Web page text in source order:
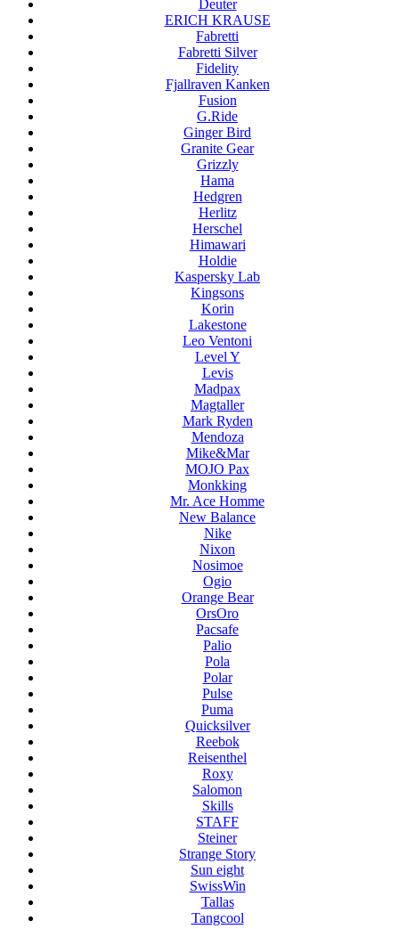
Deuter
ERICH KRAUSE
Fabretti
Fabretti Silver
Fidelity
Fjallraven Kanken
Fusion
G.Ride
Ginger Bird
Granite Gear
Grizzly
Hama
Hedgren
Herlitz
Herschel
Himawari
Holdie
Kaspersky Lab
Kingsons
Korin
Lakestone
Leo Ventoni
Level Y
Levis
Madpax
Magtaller
Mark Ryden
Mendoza
Mike&Mar
MOJO Pax
Monkking
Mr. Ace Homme
New Balance
Nike
Nixon
Nosimoe
Ogio
Orange Bear
OrsOro
Pacsafe
Palio
Pola
Polar
Pulse
Puma
Quicksilver
Reebok
Reisenthel
Roxy
Salomon
Skills
STAFF
Steiner
Strange Story
Sun eight
SwissWin
Tallas
Tangcool